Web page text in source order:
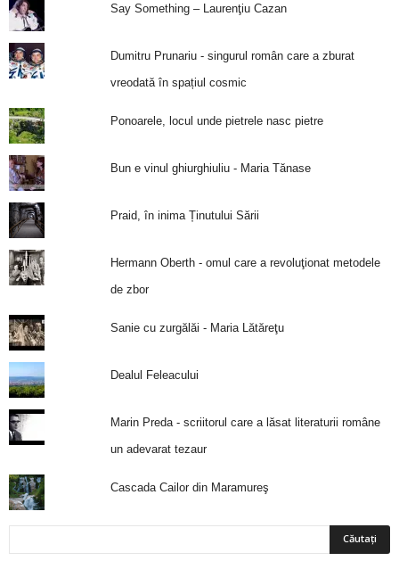
Say Something – Laurenţiu Cazan
Dumitru Prunariu - singurul român care a zburat
vreodată în spațiul cosmic
Ponoarele, locul unde pietrele nasc pietre
Bun e vinul ghiurghiuliu - Maria Tănase
Praid, în inima Ținutului Sării
Hermann Oberth - omul care a revoluţionat metodele
de zbor
Sanie cu zurgălăi - Maria Lătăreţu
Dealul Feleacului
Marin Preda - scriitorul care a lăsat literaturii române
un adevarat tezaur
Cascada Cailor din Maramureş